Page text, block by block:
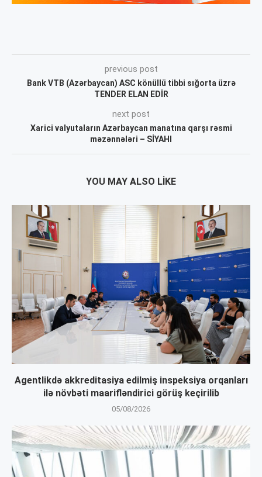
previous post
Bank VTB (Azərbaycan) ASC könüllü tibbi sığorta üzrə
TENDER ELAN EDİR
next post
Xarici valyutaların Azərbaycan manatına qarşı rəsmi
məzənnələri – SİYAHI
YOU MAY ALSO LIKE
Agentlikdə akkreditasiya edilmiş inspeksiya orqanları
ilə növbəti maarifləndirici görüş keçirilib
05/08/2026